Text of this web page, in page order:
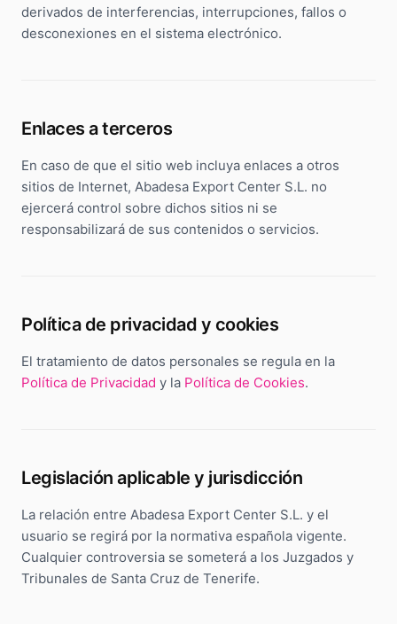
derivados de interferencias, interrupciones, fallos o
desconexiones en el sistema electrónico.
Enlaces a terceros
En caso de que el sitio web incluya enlaces a otros
sitios de Internet, Abadesa Export Center S.L. no
ejercerá control sobre dichos sitios ni se
responsabilizará de sus contenidos o servicios.
Política de privacidad y cookies
El tratamiento de datos personales se regula en la
Política de Privacidad y la Política de Cookies.
Legislación aplicable y jurisdicción
La relación entre Abadesa Export Center S.L. y el
usuario se regirá por la normativa española vigente.
Cualquier controversia se someterá a los Juzgados y
Tribunales de Santa Cruz de Tenerife.